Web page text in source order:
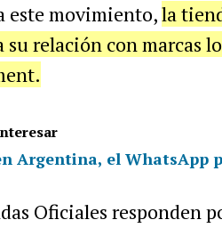
este movimiento,la
su relación con marcas
Argentina, el WhatsApp
Oficiales responden